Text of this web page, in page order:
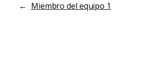
← Miembro del equipo 1